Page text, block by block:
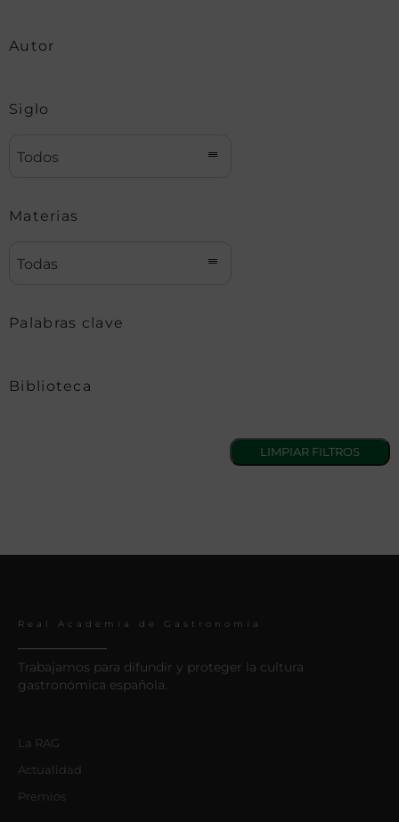
Autor
Siglo
Todos
Materias
Todas
Palabras clave
Biblioteca
Real Academia de Gastronomía
Trabajamos para difundir y proteger la cultura
gastronómica española.
La RAG
Actualidad
Premios